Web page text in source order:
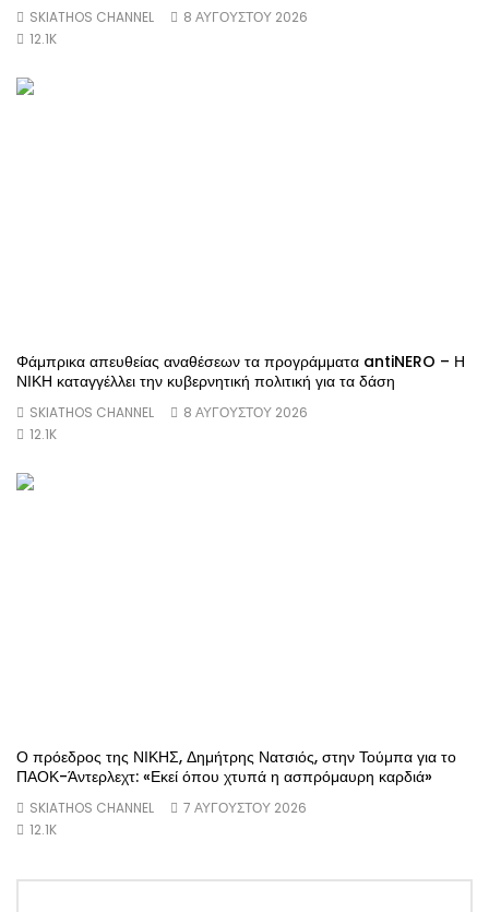
SKIATHOS CHANNEL
8 ΑΥΓΟΎΣΤΟΥ 2026
12.1K
Φάμπρικα απευθείας αναθέσεων τα προγράμματα antiNERO – Η
ΝΙΚΗ καταγγέλλει την κυβερνητική πολιτική για τα δάση
SKIATHOS CHANNEL
8 ΑΥΓΟΎΣΤΟΥ 2026
12.1K
Ο πρόεδρος της ΝΙΚΗΣ, Δημήτρης Νατσιός, στην Τούμπα για το
ΠΑΟΚ-Άντερλεχτ: «Εκεί όπου χτυπά η ασπρόμαυρη καρδιά»
SKIATHOS CHANNEL
7 ΑΥΓΟΎΣΤΟΥ 2026
12.1K